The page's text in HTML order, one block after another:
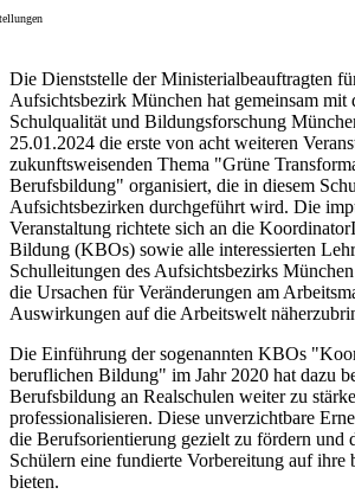
Die Dienststelle der Ministerialbeauftragten
Aufsichtsbezirk München hat gemeinsam mit
Schulqualität und Bildungsforschung
25.01.2024 die erste von acht weiteren
zukunftsweisenden Thema "Grüne
Berufsbildung" organisiert, die in diesem
Aufsichtsbezirken durchgeführt wird. Die
Veranstaltung richtete sich an die
Bildung (KBOs) sowie alle interessierten
Schulleitungen des Aufsichtsbezirks
die Ursachen für Veränderungen am
Auswirkungen auf die Arbeitswelt
Die Einführung der sogenannten KBOs
beruflichen Bildung" im Jahr 2020 hat dazu
Berufsbildung an Realschulen weiter zu
professionalisieren. Diese unverzichtbare
die Berufsorientierung gezielt zu fördern und
Schülern eine fundierte Vorbereitung auf
bieten.